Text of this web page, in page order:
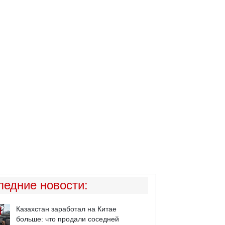
новости:
Казахстан заработал на Китае
больше: что продали соседней